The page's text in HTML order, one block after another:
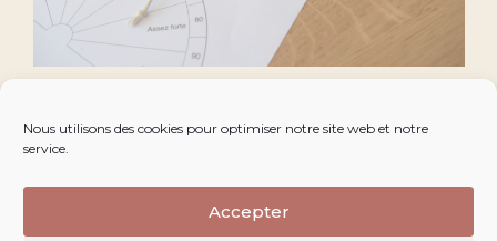
Nous utilisons des cookies pour optimiser notre site web et notre
service.
Accepter
06 31 35 87 92